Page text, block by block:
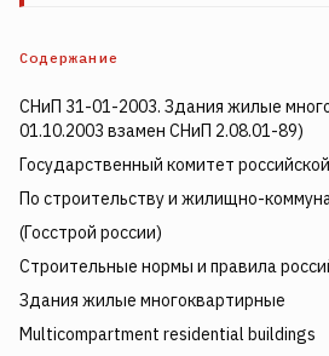
Содержание
СНиП 31-01-2003. Здания жилые
01.10.2003 взамен СНиП 2.08.01-89)
Государственный комитет
По строительству и жилищно-
(Госстрой россии)
Строительные нормы и правила
Здания жилые многоквартирные
Multicompartment residential buildings